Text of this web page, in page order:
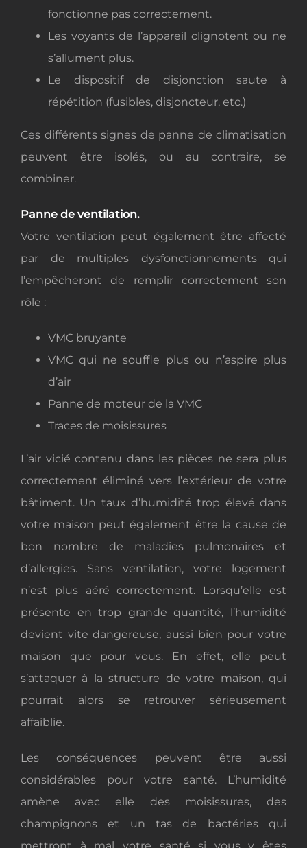
fonctionne pas correctement.
Les voyants de l’appareil clignotent ou ne
s’allument plus.
Le dispositif de disjonction saute à
répétition (fusibles, disjoncteur, etc.)
Ces différents signes de panne de climatisation
peuvent être isolés, ou au contraire, se
combiner.
Panne de ventilation.
Votre ventilation peut également être affecté
par de multiples dysfonctionnements qui
l’empêcheront de remplir correctement son
rôle :
VMC bruyante
VMC qui ne souffle plus ou n’aspire plus
d’air
Panne de moteur de la VMC
Traces de moisissures
L’air vicié contenu dans les pièces ne sera plus
correctement éliminé vers l’extérieur de votre
bâtiment. Un taux d’humidité trop élevé dans
votre maison peut également être la cause de
bon nombre de maladies pulmonaires et
d’allergies. Sans ventilation, votre logement
n’est plus aéré correctement. Lorsqu’elle est
présente en trop grande quantité, l’humidité
devient vite dangereuse, aussi bien pour votre
maison que pour vous. En effet, elle peut
s’attaquer à la structure de votre maison, qui
pourrait alors se retrouver sérieusement
affaiblie.
Les conséquences peuvent être aussi
considérables pour votre santé. L’humidité
amène avec elle des moisissures, des
champignons et un tas de bactéries qui